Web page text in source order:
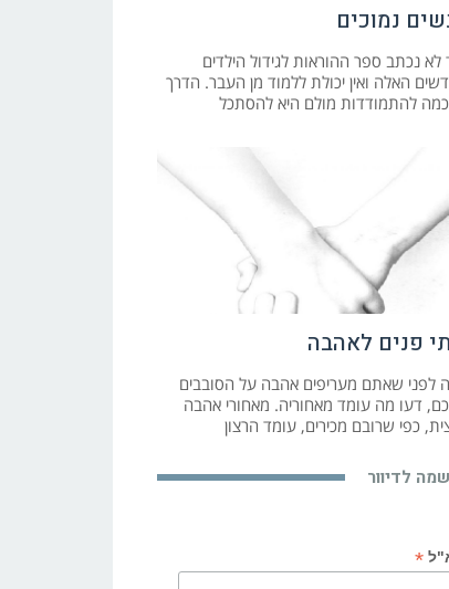
נמוכים
לא נכתב ספר ההוראות לגידול הילדים
האלה ואין יכולת ללמוד מן העבר. הדרך
להתמודדות מולם היא להסתכל
פנים לאהבה
לפני שאתם מעריפים אהבה על הסובבים
דעו מה עומד מאחוריה. מאחורי אהבה
כפי שרובם מכירים, עומד הרצון
לדיוור
*